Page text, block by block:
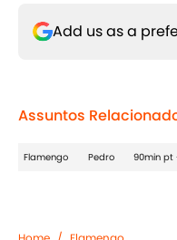
Add us as a
Assuntos
Flamengo Pedro 90min pt